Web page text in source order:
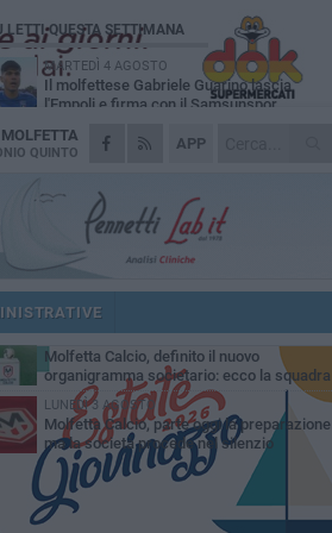
APP
MOLFETTA
QUINTO
LETTI QUESTA SETTIMANA
MARTEDÌ 4 AGOSTO
Il molfettese Gabriele Guarino lascia
l'Empoli e firma con il Samsunspor
LUNEDÌ 3 AGOSTO
Palazzetto Giovanni Panunzio: dove lo
VENERDÌ 7 AGOSTO
Molfetta Calcio, tre innesti di spessore:
arrivano i molfettesi Roselli, Cirillo e Caputi
DOMENICA 2 AGOSTO
Tennistavolo, il molfettese Roberto
Minervini riparte da Otranto
MARTEDÌ 4 AGOSTO
Molfetta Calcio, definito il nuovo
organigramma societario: ecco la squadra
LUNEDÌ 3 AGOSTO
Molfetta Calcio, parte oggi la preparazione
ma la società procede nel silenzio